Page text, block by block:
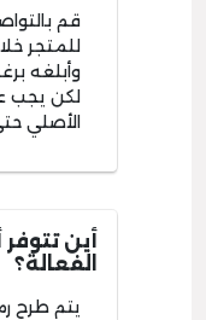
قم
وأبلغه
لكن يجب
الأصلي
أين
الفعالة؟
يتم طرح